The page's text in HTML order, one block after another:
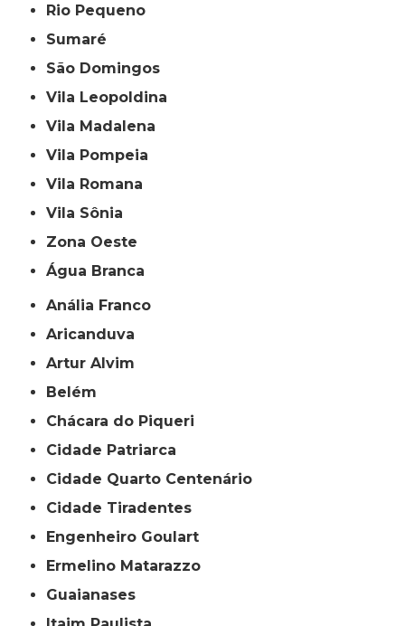
Rio Pequeno
Sumaré
São Domingos
Vila Leopoldina
Vila Madalena
Vila Pompeia
Vila Romana
Vila Sônia
Zona Oeste
Água Branca
Anália Franco
Aricanduva
Artur Alvim
Belém
Chácara do Piqueri
Cidade Patriarca
Cidade Quarto Centenário
Cidade Tiradentes
Engenheiro Goulart
Ermelino Matarazzo
Guaianases